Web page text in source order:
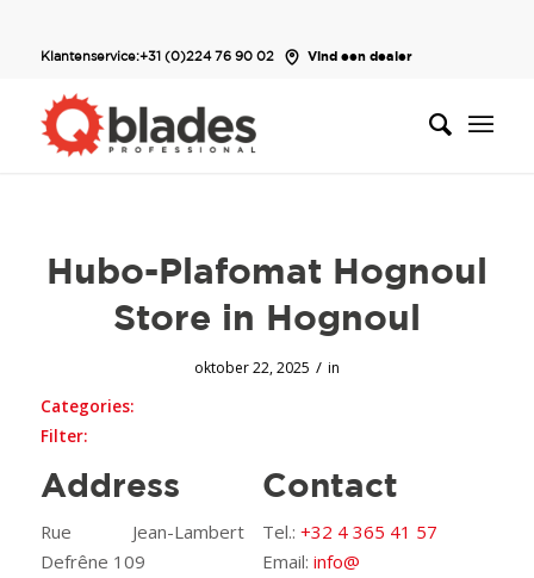
Klantenservice:+31 (0)224 76 90 02 Vind een dealer
Hubo-Plafomat Hognoul
Store in Hognoul
oktober 22, 2025 / in
Categories:
Filter:
Address
Rue Jean-Lambert
Defrêne 109
Contact
Tel.:+32 4 365 41 57
Email:info@